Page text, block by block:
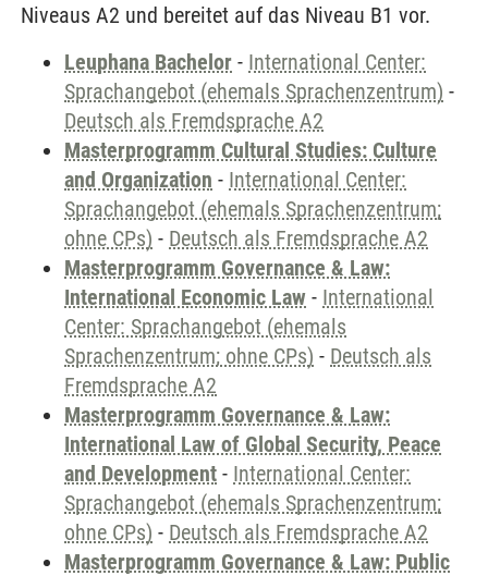
Niveaus A2 und bereitet auf das Niveau B1 vor.
Leuphana Bachelor - International Center:
Sprachangebot (ehemals Sprachenzentrum) -
Deutsch als Fremdsprache A2
Masterprogramm Cultural Studies: Culture
and Organization - International Center:
Sprachangebot (ehemals Sprachenzentrum;
ohne CPs) - Deutsch als Fremdsprache A2
Masterprogramm Governance & Law:
International Economic Law - International
Center: Sprachangebot (ehemals
Sprachenzentrum; ohne CPs) - Deutsch als
Fremdsprache A2
Masterprogramm Governance & Law:
International Law of Global Security, Peace
and Development - International Center:
Sprachangebot (ehemals Sprachenzentrum;
ohne CPs) - Deutsch als Fremdsprache A2
Masterprogramm Governance & Law: Public